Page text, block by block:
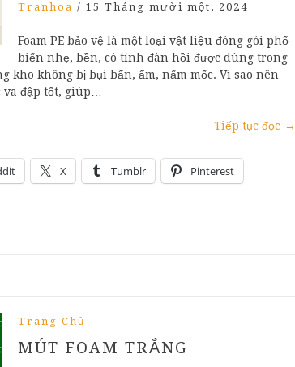
Tranhoa / 15 Tháng mười một, 2024
Foam PE bảo vệ là một loại vật liệu đóng gói phổ
biến nhẹ, bền, có tính đàn hồi được dùng trong
không bị bụi bẩn, ẩm, nấm mốc. Vì sao nên
đập tốt, giúp…
Tiếp tục đọc →
X Tumblr Pinterest
Trang Chủ
MÚT FOAM TRẮNG